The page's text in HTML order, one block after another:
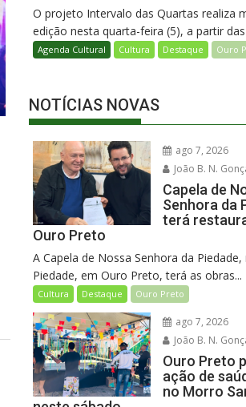
O projeto Intervalo das Quartas realiza
edição nesta quarta-feira (5), a partir das
Agenda Cultural Cultura Destaque Ouro
NOTÍCIAS NOVAS
ago 7, 2026
João B. N.
Capela de
Senhora da
terá
Ouro Preto
A Capela de Nossa Senhora da
Piedade, em Ouro Preto, terá as obras...
Cultura Destaque Ouro Preto
ago 7, 2026
João B. N.
Ouro Preto
ação de
no Morro